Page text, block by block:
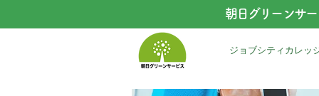
朝日グリーンサ
ジョブシティカレッ